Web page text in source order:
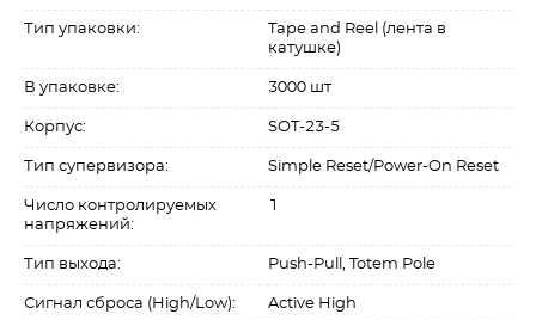
Тип упаковки:
Tape and Reel (лента в
катушке)
В упаковке: 3000 шт
Корпус: SOT-23-5
Тип супервизора: Simple Reset/Power-On Reset
Число контролируемых
напряжений:
1
Тип выхода: Push-Pull, Totem Pole
Сигнал сброса (High/Low): Active High